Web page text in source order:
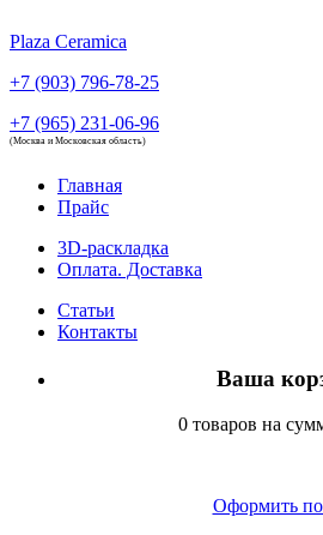
Plaza Ceramica
+7 (903) 796-78-25
+7 (965) 231-06-96
(Москва и Московская область)
Главная
Прайс
3D-раскладка
Оплата. Доставка
Статьи
Контакты
Ваша
0 товаров на
Оформить